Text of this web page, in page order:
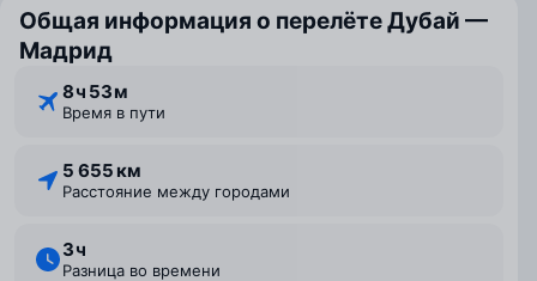
Общая информация о перелёте Дубай —
Мадрид
8 ⁠ч 53 ⁠м
Время в пути
5 655 км
Расстояние между городами
3 ⁠ч
Разница во времени